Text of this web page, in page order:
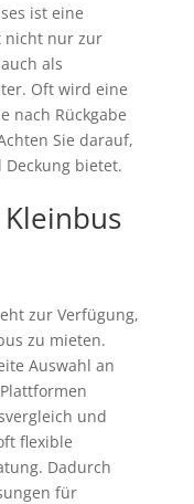
ist eine
nicht nur zur
als
Oft wird eine
nach Rückgabe
Sie darauf,
bietet.
zur Verfügung,
zu mieten.
Auswahl an
und
flexible
Dadurch
für